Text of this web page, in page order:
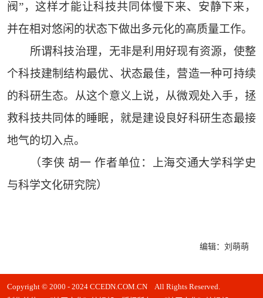
阀”，这样才能让科技共同体慢下来、安静下来，
并在相对悠闲的状态下做出多元化的高质量工作。
所谓科技治理，无非是利用好现有资源，使整
个科技建制结构最优、状态最佳，营造一种可持续
的科研生态。从这个意义上说，从微观处入手，拯
救科技共同体的睡眠，就是建设良好科研生态最接
地气的切入点。
（李侠 胡一 作者单位：上海交通大学科学史
与科学文化研究院）
编辑：刘萌萌
Copyright © 2000 - 2024 CCEDN.COM.CN All Rights Reserved.